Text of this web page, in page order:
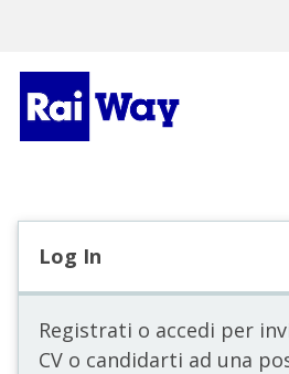
Log In
Registrati o accedi per
CV o candidarti ad una